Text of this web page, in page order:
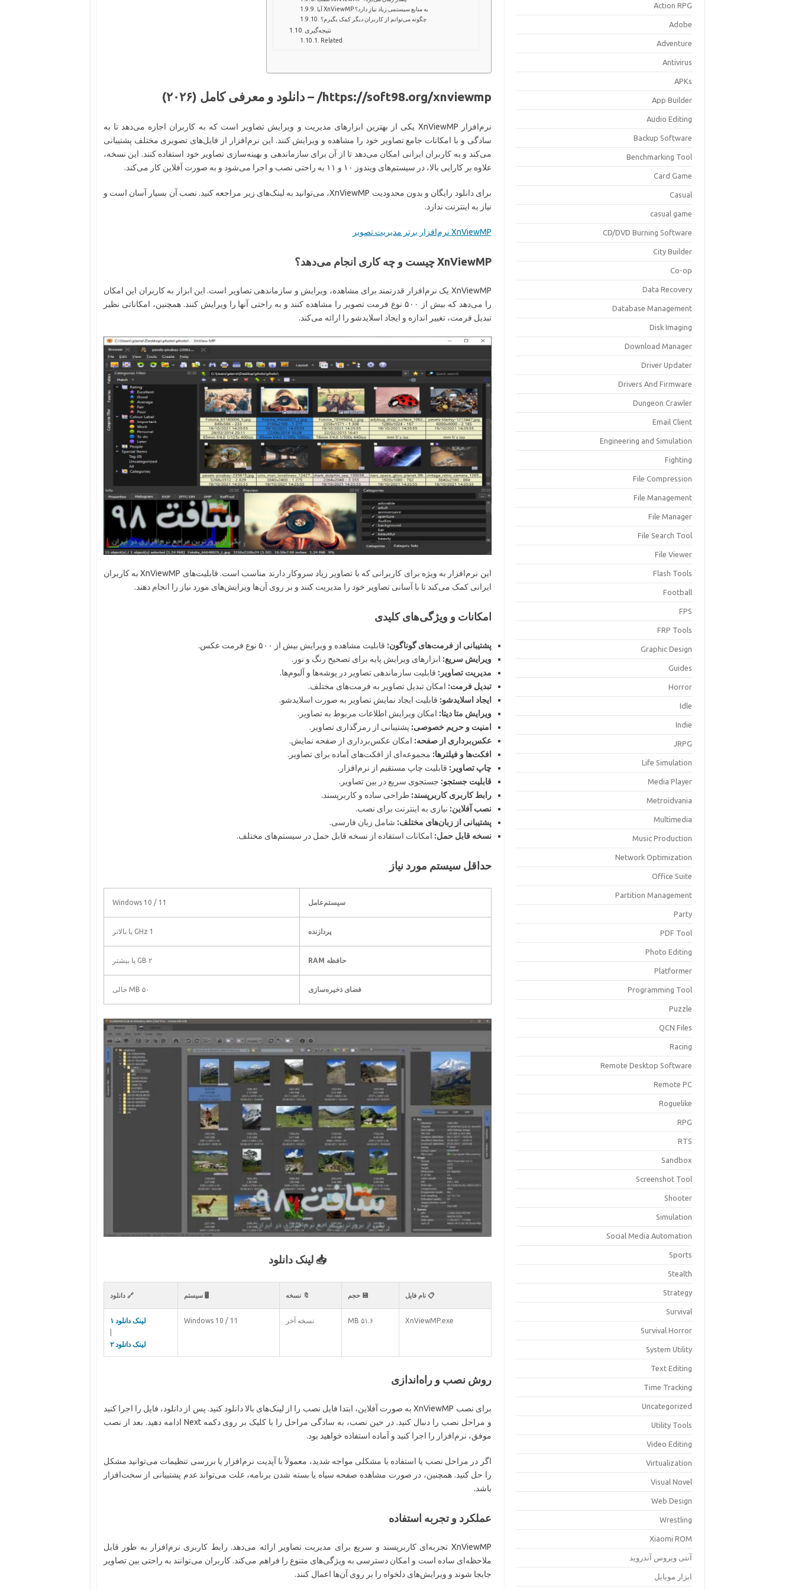
آیا XnViewMP به منابع سیستمی زیاد نیاز دارد؟
چگونه می‌توانم از کاربران دیگر کمک بگیرم؟
نتیجه‌گیری
Related
https://soft98.org/xnviewmp/ – دانلود و معرفی کامل (۲۰۲۶)
نرم‌افزار XnViewMP یکی از بهترین ابزارهای مدیریت و ویرایش تصاویر است که به کاربران اجازه می‌دهد تا به
سادگی و با امکانات جامع تصاویر خود را مشاهده و ویرایش کنند. این نرم‌افزار از فایل‌های تصویری مختلف پشتیبانی
می‌کند و به کاربران ایرانی امکان می‌دهد تا از آن برای سازماندهی و بهینه‌سازی تصاویر خود استفاده کنند. این نسخه،
علاوه بر کارایی بالا، در سیستم‌های ویندوز ۱۰ و ۱۱ به راحتی نصب و اجرا می‌شود و به صورت آفلاین کار می‌کند.
برای دانلود رایگان و بدون محدودیت XnViewMP، می‌توانید به لینک‌های زیر مراجعه کنید. نصب آن بسیار آسان است و
نیاز به اینترنت ندارد.
XnViewMP نرم‌افزار برتر مدیریت تصویر
XnViewMP چیست و چه کاری انجام می‌دهد؟
XnViewMP یک نرم‌افزار قدرتمند برای مشاهده، ویرایش و سازماندهی تصاویر است. این ابزار به کاربران این امکان
را می‌دهد که بیش از ۵۰۰ نوع فرمت تصویر را مشاهده کنند و به راحتی آنها را ویرایش کنند. همچنین، امکاناتی نظیر
تبدیل فرمت، تغییر اندازه و ایجاد اسلایدشو را ارائه می‌کند.
این نرم‌افزار به ویژه برای کاربرانی که با تصاویر زیاد سروکار دارند مناسب است. قابلیت‌های XnViewMP به کاربران
ایرانی کمک می‌کند تا با آسانی تصاویر خود را مدیریت کنند و بر روی آن‌ها ویرایش‌های مورد نیاز را انجام دهند.
امکانات و ویژگی‌های کلیدی
پشتیبانی از فرمت‌های گوناگون: قابلیت مشاهده و ویرایش بیش از ۵۰۰ نوع فرمت عکس.
ویرایش سریع: ابزارهای ویرایش پایه برای تصحیح رنگ و نور.
مدیریت تصاویر: قابلیت سازماندهی تصاویر در پوشه‌ها و آلبوم‌ها.
تبدیل فرمت: امکان تبدیل تصاویر به فرمت‌های مختلف.
ایجاد اسلایدشو: قابلیت ایجاد نمایش تصاویر به صورت اسلایدشو.
ویرایش متا دیتا: امکان ویرایش اطلاعات مربوط به تصاویر.
امنیت و حریم خصوصی: پشتیبانی از رمزگذاری تصاویر.
عکس‌برداری از صفحه: امکان عکس‌برداری از صفحه نمایش.
افکت‌ها و فیلترها: مجموعه‌ای از افکت‌های آماده برای تصاویر.
چاپ تصاویر: قابلیت چاپ مستقیم از نرم‌افزار.
قابلیت جستجو: جستجوی سریع در بین تصاویر.
رابط کاربری کاربرپسند: طراحی ساده و کاربرپسند.
نصب آفلاین: نیازی به اینترنت برای نصب.
پشتیبانی از زبان‌های مختلف: شامل زبان فارسی.
نسخه قابل حمل: امکانات استفاده از نسخه قابل حمل در سیستم‌های مختلف.
حداقل سیستم مورد نیاز
سیستم‌عامل Windows 10 / 11
پردازنده 1 GHz یا بالاتر
حافظه RAM ۲ GB یا بیشتر
فضای ذخیره‌سازی ۵۰ MB خالی
📥 لینک دانلود
📋 نام فایل 💾 حجم 🔖 نسخه 🖥️ سیستم 🔗 دانلود
XnViewMP.exe ۵۱.۶ MB نسخه آخر Windows 10 / 11
لینک دانلود ۱
لینک دانلود ۲
روش نصب و راه‌اندازی
برای نصب XnViewMP به صورت آفلاین، ابتدا فایل نصب را از لینک‌های بالا دانلود کنید. پس از دانلود، فایل را اجرا کنید
و مراحل نصب را دنبال کنید. در حین نصب، به سادگی مراحل را با کلیک بر روی دکمه Next ادامه دهید. بعد از نصب
موفق، نرم‌افزار را اجرا کنید و آماده استفاده خواهید بود.
اگر در مراحل نصب یا استفاده با مشکلی مواجه شدید، معمولاً با آپدیت نرم‌افزار یا بررسی تنظیمات می‌توانید مشکل
را حل کنید. همچنین، در صورت مشاهده صفحه سیاه یا بسته شدن برنامه، علت می‌تواند عدم پشتیبانی از سخت‌افزار
باشد.
عملکرد و تجربه استفاده
XnViewMP تجربه‌ای کاربرپسند و سریع برای مدیریت تصاویر ارائه می‌دهد. رابط کاربری نرم‌افزار به طور قابل
ملاحظه‌ای ساده است و امکان دسترسی به ویژگی‌های متنوع را فراهم می‌کند. کاربران می‌توانند به راحتی بین تصاویر
جابجا شوند و ویرایش‌های دلخواه را بر روی آن‌ها اعمال کنند.
Action RPG
Adobe
Adventure
Antivirus
APKs
App Builder
Audio Editing
Backup Software
Benchmarking Tool
Card Game
Casual
casual game
CD/DVD Burning Software
City Builder
Co-op
Data Recovery
Database Management
Disk Imaging
Download Manager
Driver Updater
Drivers And Firmware
Dungeon Crawler
Email Client
Engineering and Simulation
Fighting
File Compression
File Management
File Manager
File Search Tool
File Viewer
Flash Tools
Football
FPS
FRP Tools
Graphic Design
Guides
Horror
Idle
Indie
JRPG
Life Simulation
Media Player
Metroidvania
Multimedia
Music Production
Network Optimization
Office Suite
Partition Management
Party
PDF Tool
Photo Editing
Platformer
Programming Tool
Puzzle
QCN Files
Racing
Remote Desktop Software
Remote PC
Roguelike
RPG
RTS
Sandbox
Screenshot Tool
Shooter
Simulation
Social Media Automation
Sports
Stealth
Strategy
Survival
Survival Horror
System Utility
Text Editing
Time Tracking
Uncategorized
Utility Tools
Video Editing
Virtualization
Visual Novel
Web Design
Wrestling
Xiaomi ROM
آنتی ویروس آندروید
ابزار موبایل